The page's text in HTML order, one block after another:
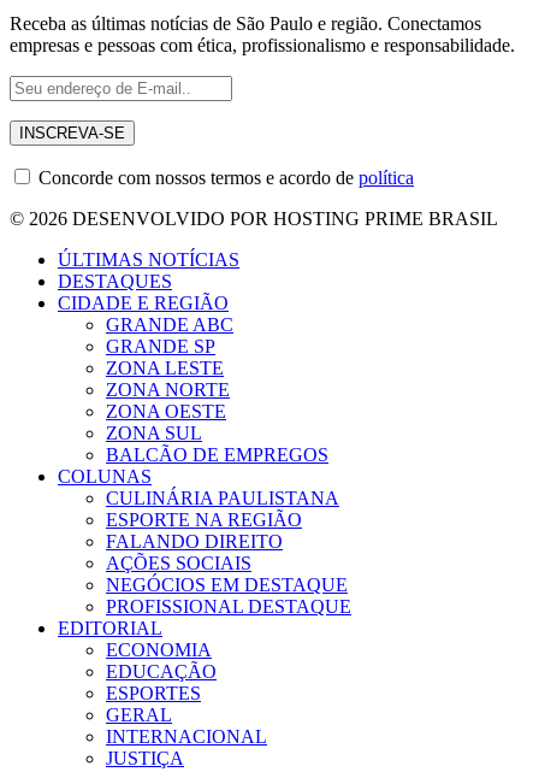
Receba as últimas notícias de São Paulo e região. Conectamos
empresas e pessoas com ética, profissionalismo e responsabilidade.
Concorde com nossos termos e acordo de política
© 2026 DESENVOLVIDO POR HOSTING PRIME BRASIL
ÚLTIMAS NOTÍCIAS
DESTAQUES
CIDADE E REGIÃO
GRANDE ABC
GRANDE SP
ZONA LESTE
ZONA NORTE
ZONA OESTE
ZONA SUL
BALCÃO DE EMPREGOS
COLUNAS
CULINÁRIA PAULISTANA
ESPORTE NA REGIÃO
FALANDO DIREITO
AÇÕES SOCIAIS
NEGÓCIOS EM DESTAQUE
PROFISSIONAL DESTAQUE
EDITORIAL
ECONOMIA
EDUCAÇÃO
ESPORTES
GERAL
INTERNACIONAL
JUSTIÇA